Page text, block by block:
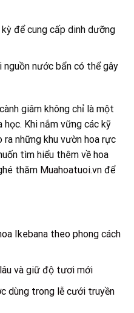
để cung cấp dinh dưỡng
nước bẩn có thể gây
giâm không chỉ là một
Khi nắm vững các kỹ
những khu vườn hoa rực
tìm hiểu thêm về hoa
thăm Muahoatuoi.vn để
Ikebana theo phong cách
và giữ độ tươi mới
dùng trong lễ cưới truyền